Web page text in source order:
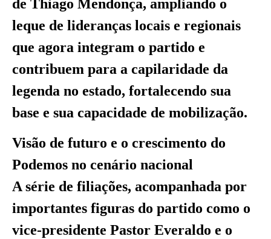
de Thiago Mendonça, ampliando o
leque de lideranças locais e regionais
que agora integram o partido e
contribuem para a capilaridade da
legenda no estado, fortalecendo sua
base e sua capacidade de mobilização.
Visão de futuro e o crescimento do
Podemos no cenário nacional
A série de filiações, acompanhada por
importantes figuras do partido como o
vice-presidente Pastor Everaldo e o